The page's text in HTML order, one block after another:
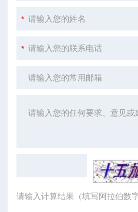
请输入计算结果（填写阿拉伯数